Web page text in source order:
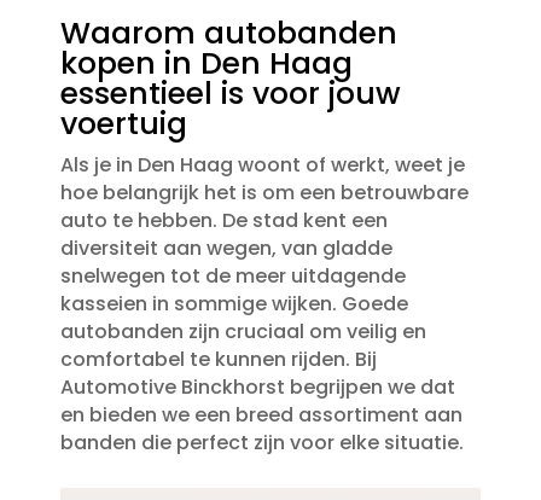
Waarom autobanden
kopen in Den Haag
essentieel is voor jouw
voertuig
Als je in Den Haag woont of werkt, weet je
hoe belangrijk het is om een betrouwbare
auto te hebben.​ De stad kent een
diversiteit aan wegen, van gladde
snelwegen tot de meer uitdagende
kasseien in sommige wijken.​ Goede
autobanden zijn cruciaal om veilig en
comfortabel te kunnen rijden.​ Bij
Automotive Binckhorst begrijpen we dat
en bieden we een breed assortiment aan
banden die perfect zijn voor elke situatie.​